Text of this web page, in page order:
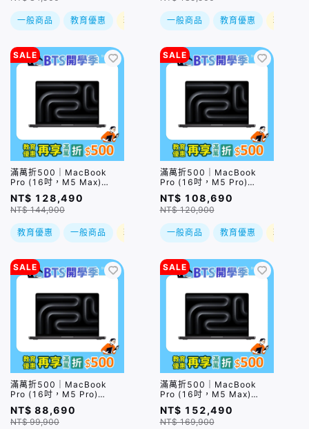
一般商品 教育優惠 現折 一般商品 教育優惠 現折
SALE
滿萬折500｜MacBook
Pro (16吋，M5 Max)
(18C/32C
GPU/36GB/2TB) / 兩色
(售價已折)｜預購，到貨後
NT$ 128,490
NT$ 144,900
教育優惠 一般商品 現折
SALE
滿萬折500｜MacBook
Pro (16吋，M5 Pro)
(18C/20C
GPU/48GB/1TB) / 兩色
(售價已折)｜預購，到貨後
NT$ 108,690
NT$ 120,900
一般商品 教育優惠 現折
SALE
滿萬折500｜MacBook
Pro (16吋，M5 Pro)
(18C/20C
GPU/24GB/1TB) / 兩色
(售價已折)｜預購，到貨後
NT$ 88,690
NT$ 99,900
SALE
滿萬折500｜MacBook
Pro (16吋，M5 Max)
(18C/40C
GPU/48GB/2TB) / 兩色｜
預購，到貨後依訂單順序出
NT$ 152,490
NT$ 169,900